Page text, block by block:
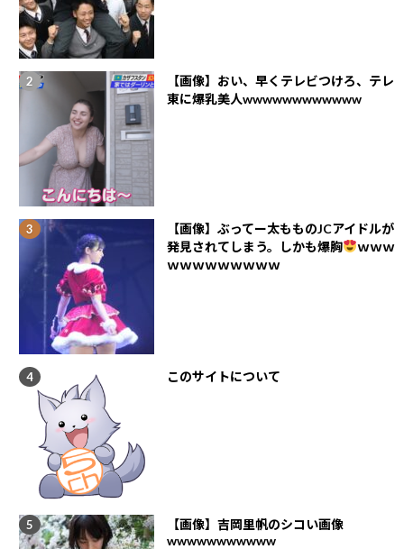
【画像】おい、早くテレビつけろ、テレ
東に爆乳美人wwwwwwwwwwww
【画像】ぶってー太もものJCアイドルが
発見されてしまう。しかも爆胸
ｗｗｗ
ｗｗｗｗｗｗｗｗｗ
このサイトについて
【画像】吉岡里帆のシコい画像
wwwwwwwwwww